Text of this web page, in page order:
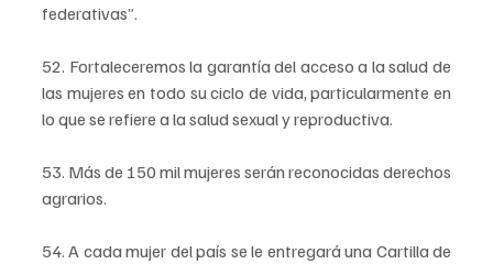
federativas”.
52. Fortaleceremos la garantía del acceso a la salud de
las mujeres en todo su ciclo de vida, particularmente en
lo que se refiere a la salud sexual y reproductiva.
53. Más de 150 mil mujeres serán reconocidas derechos
agrarios.
54. A cada mujer del país se le entregará una Cartilla de